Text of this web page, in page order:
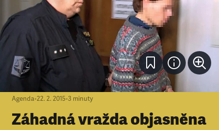
Agenda•22. 2. 2015•3 minuty
Záhadná vražda objasněna